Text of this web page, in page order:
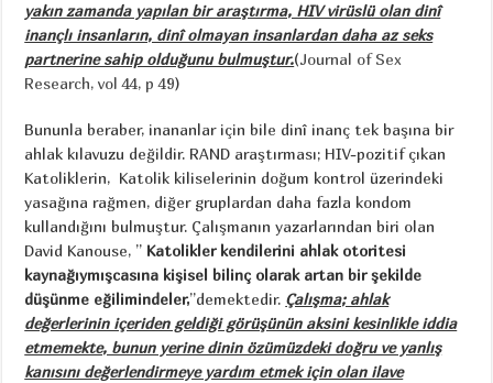
yakın zamanda yapılan bir araştırma, HIV virüslü olan dinî
inançlı insanların, dinî olmayan insanlardan daha az seks
partnerine sahip olduğunu bulmuştur.(Journal of Sex
Research, vol 44, p 49)
Bununla beraber, inananlar için bile dinî inanç tek başına bir
ahlak kılavuzu değildir. RAND araştırması; HIV-pozitif çıkan
Katoliklerin, Katolik kiliselerinin doğum kontrol üzerindeki
yasağına rağmen, diğer gruplardan daha fazla kondom
kullandığını bulmuştur. Çalışmanın yazarlarından biri olan
David Kanouse, ” Katolikler kendilerini ahlak otoritesi
kaynağıymışcasına kişisel bilinç olarak artan bir şekilde
düşünme eğilimindeler,’’demektedir. Çalışma; ahlak
değerlerinin içeriden geldiği görüşünün aksini kesinlikle iddia
etmemekte, bunun yerine dinin özümüzdeki doğru ve yanlış
kanısını değerlendirmeye yardım etmek için olan ilave